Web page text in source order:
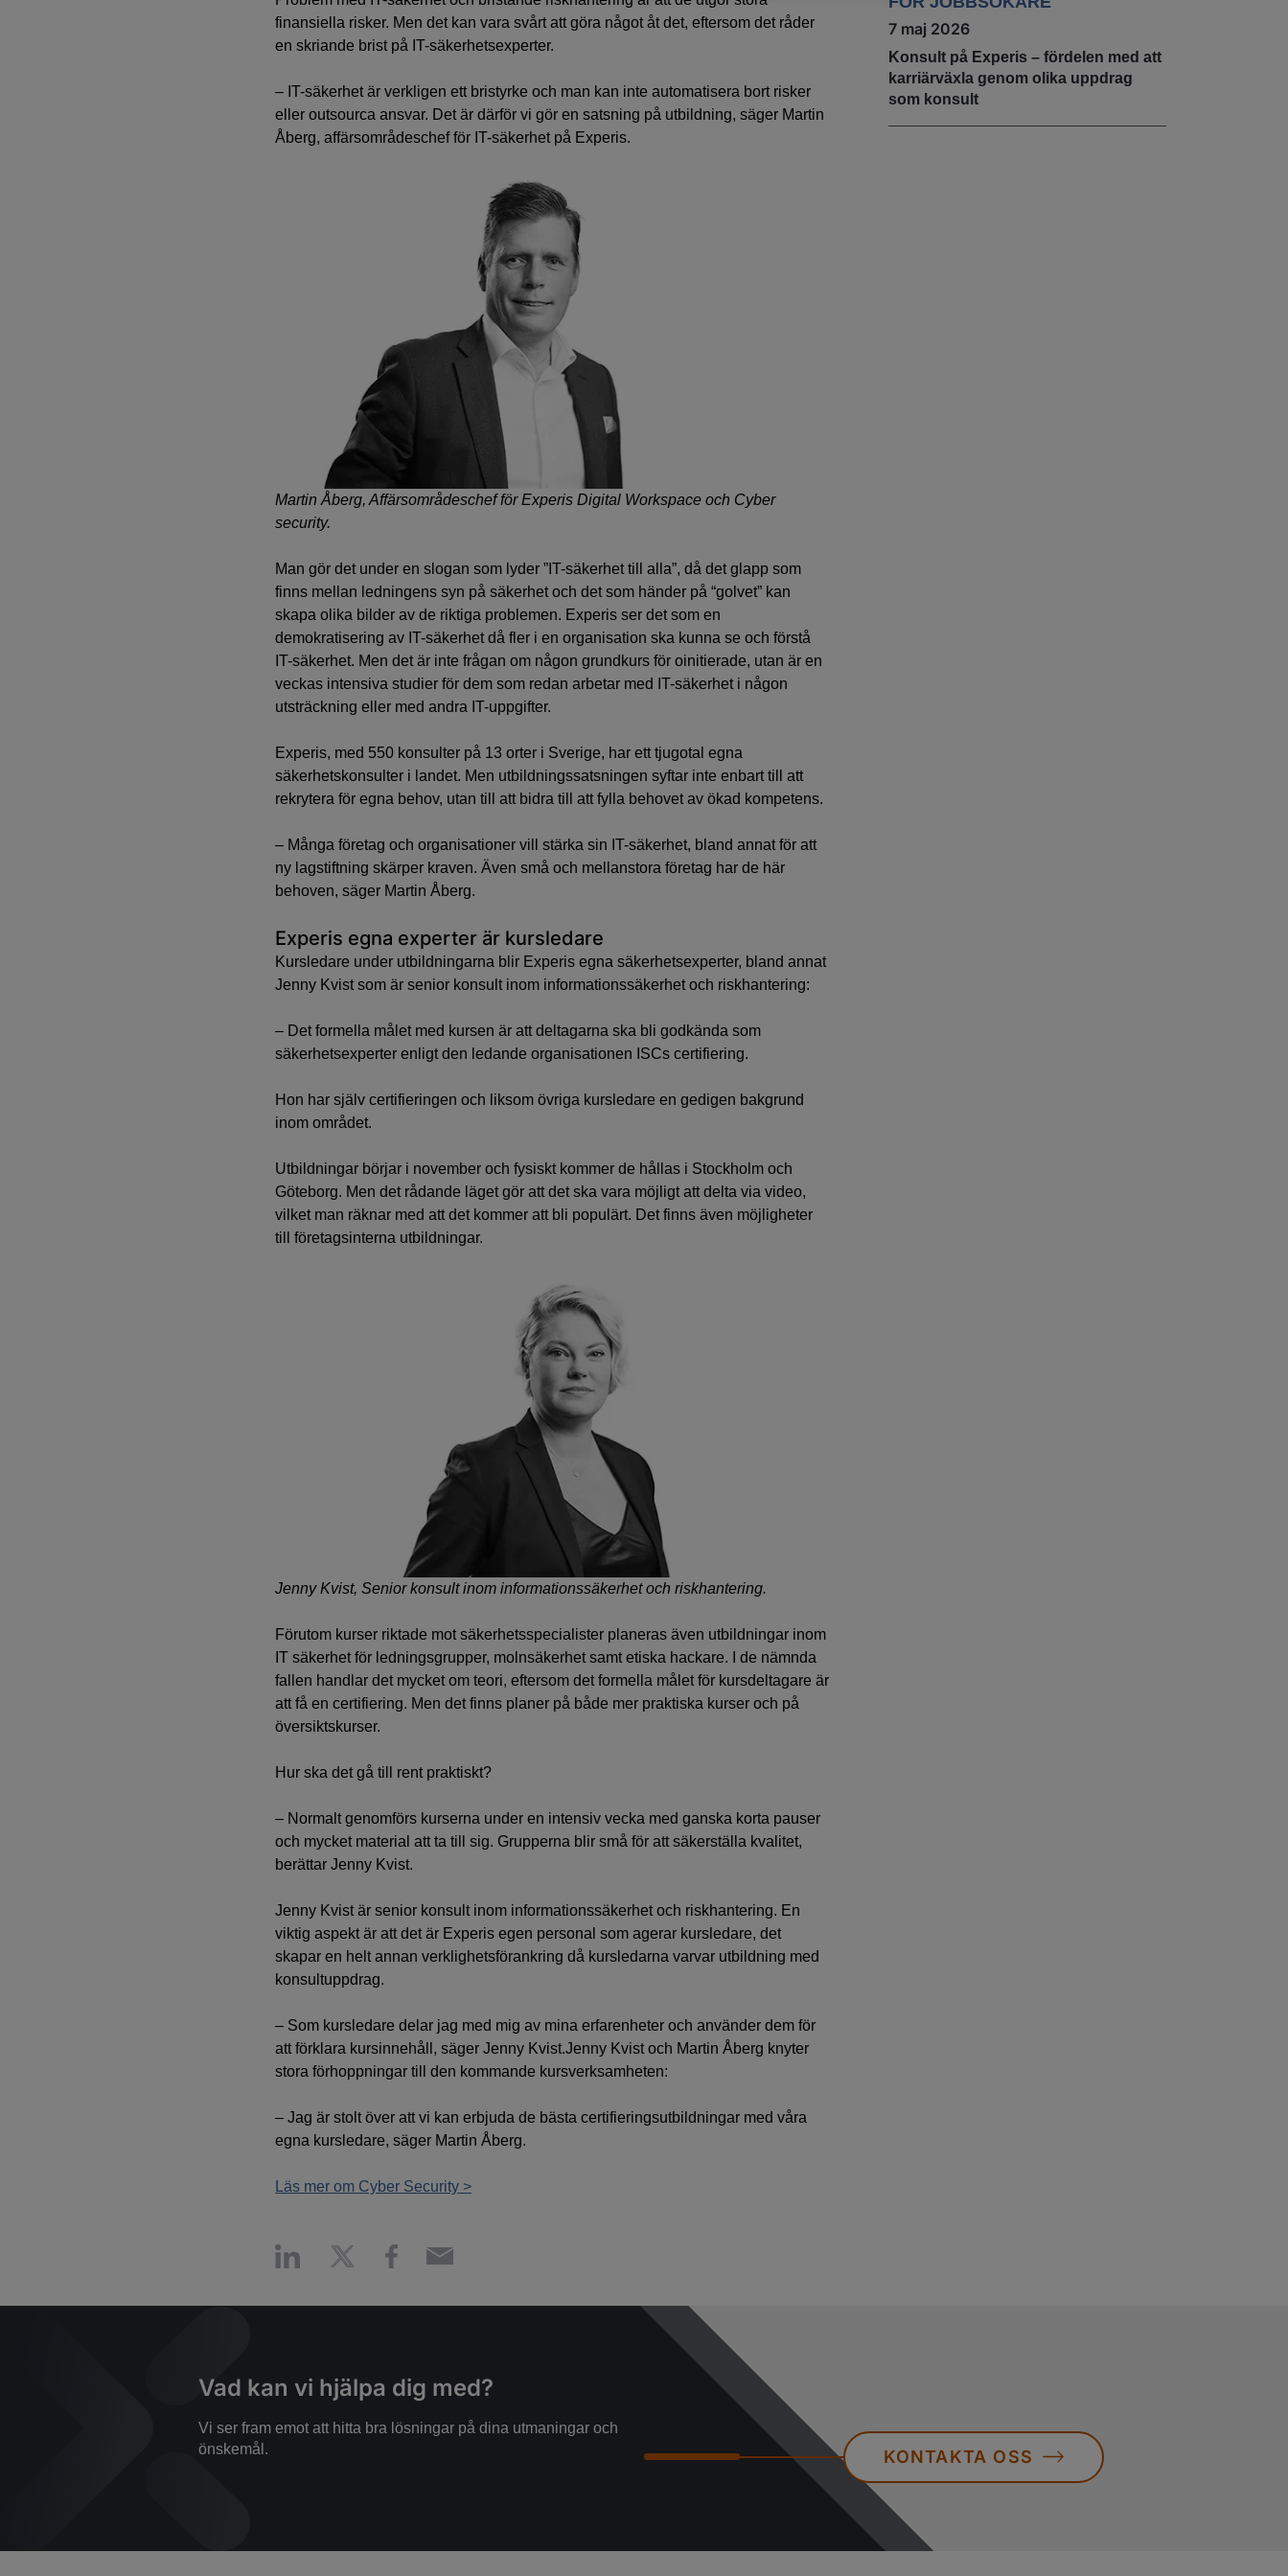
finansiella risker. Men det kan vara svårt att göra något åt det, eftersom det råder
en skriande brist på IT-säkerhetsexperter.
– IT-säkerhet är verkligen ett bristyrke och man kan inte automatisera bort risker
eller outsourca ansvar. Det är därför vi gör en satsning på utbildning, säger Martin
Åberg, affärsområdeschef för IT-säkerhet på Experis.
Martin Åberg, Affärsområdeschef för Experis Digital Workspace och Cyber
security.
Man gör det under en slogan som lyder ”IT-säkerhet till alla”, då det glapp som
finns mellan ledningens syn på säkerhet och det som händer på “golvet” kan
skapa olika bilder av de riktiga problemen. Experis ser det som en
demokratisering av IT-säkerhet då fler i en organisation ska kunna se och förstå
IT-säkerhet. Men det är inte frågan om någon grundkurs för oinitierade, utan är en
veckas intensiva studier för dem som redan arbetar med IT-säkerhet i någon
utsträckning eller med andra IT-uppgifter.
Experis, med 550 konsulter på 13 orter i Sverige, har ett tjugotal egna
säkerhetskonsulter i landet. Men utbildningssatsningen syftar inte enbart till att
rekrytera för egna behov, utan till att bidra till att fylla behovet av ökad kompetens.
– Många företag och organisationer vill stärka sin IT-säkerhet, bland annat för att
ny lagstiftning skärper kraven. Även små och mellanstora företag har de här
behoven, säger Martin Åberg.
Experis egna experter är kursledare
Kursledare under utbildningarna blir Experis egna säkerhetsexperter, bland annat
Jenny Kvist som är senior konsult inom informationssäkerhet och riskhantering:
– Det formella målet med kursen är att deltagarna ska bli godkända som
säkerhetsexperter enligt den ledande organisationen ISCs certifiering.
Hon har själv certifieringen och liksom övriga kursledare en gedigen bakgrund
inom området.
Utbildningar börjar i november och fysiskt kommer de hållas i Stockholm och
Göteborg. Men det rådande läget gör att det ska vara möjligt att delta via video,
vilket man räknar med att det kommer att bli populärt. Det finns även möjligheter
till företagsinterna utbildningar.
Jenny Kvist, Senior konsult inom informationssäkerhet och riskhantering.
Förutom kurser riktade mot säkerhetsspecialister planeras även utbildningar inom
IT säkerhet för ledningsgrupper, molnsäkerhet samt etiska hackare. I de nämnda
fallen handlar det mycket om teori, eftersom det formella målet för kursdeltagare är
att få en certifiering. Men det finns planer på både mer praktiska kurser och på
översiktskurser.
Hur ska det gå till rent praktiskt?
– Normalt genomförs kurserna under en intensiv vecka med ganska korta pauser
och mycket material att ta till sig. Grupperna blir små för att säkerställa kvalitet,
berättar Jenny Kvist.
Jenny Kvist är senior konsult inom informationssäkerhet och riskhantering. En
viktig aspekt är att det är Experis egen personal som agerar kursledare, det
skapar en helt annan verklighetsförankring då kursledarna varvar utbildning med
konsultuppdrag.
– Som kursledare delar jag med mig av mina erfarenheter och använder dem för
att förklara kursinnehåll, säger Jenny Kvist.Jenny Kvist och Martin Åberg knyter
stora förhoppningar till den kommande kursverksamheten:
– Jag är stolt över att vi kan erbjuda de bästa certifieringsutbildningar med våra
egna kursledare, säger Martin Åberg.
Läs mer om Cyber Security >
7 maj 2026
Konsult på Experis – fördelen med att
karriärväxla genom olika uppdrag
som konsult
Vad kan vi hjälpa dig med?
Vi ser fram emot att hitta bra lösningar på dina utmaningar och
önskemål.
KONTAKTA OSS